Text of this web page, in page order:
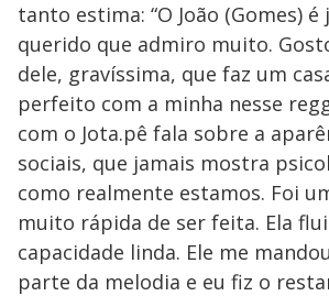
tanto estima: “O João (Gomes)
querido que admiro muito.
dele, gravíssima, que faz um
perfeito com a minha nesse
com o Jota.pê fala sobre a
sociais, que jamais mostra
como realmente estamos. Foi
muito rápida de ser feita. Ela
capacidade linda. Ele me
parte da melodia e eu fiz o